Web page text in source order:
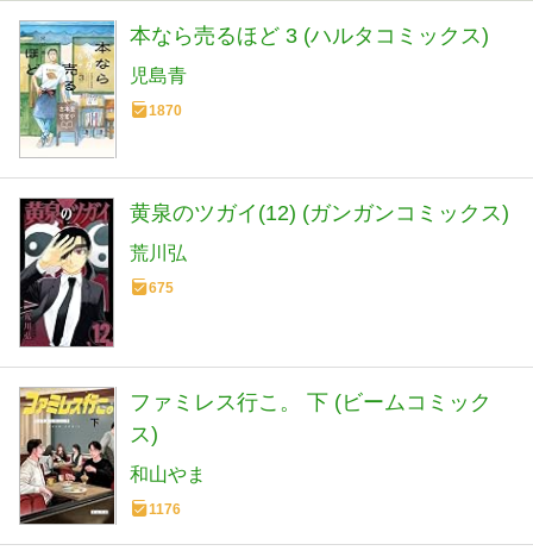
本なら売るほど 3 (ハルタコミックス)
児島青
1870
黄泉のツガイ(12) (ガンガンコミックス)
荒川弘
675
ファミレス行こ。 下 (ビームコミック
ス)
和山やま
1176